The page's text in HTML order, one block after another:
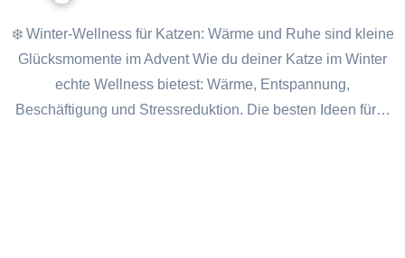
❄️ Winter-Wellness für Katzen: Wärme und Ruhe sind kleine
Glücksmomente im Advent Wie du deiner Katze im Winter
echte Wellness bietest: Wärme, Entspannung,
Beschäftigung und Stressreduktion. Die besten Ideen für…